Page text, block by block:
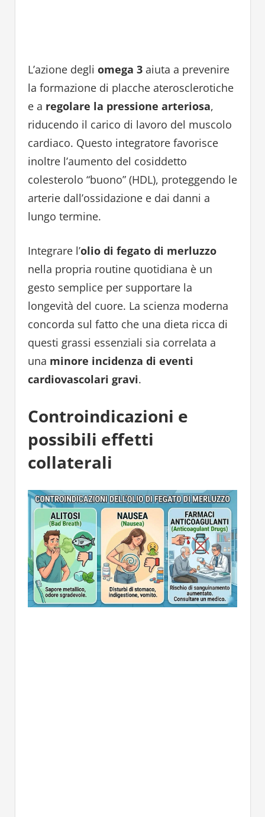
L’azione degli omega 3aiuta a prevenire
la formazione di placche aterosclerotiche
e a regolare la pressione arteriosa,
riducendo il carico di lavoro del muscolo
cardiaco. Questo integratore favorisce
inoltre l’aumento del cosiddetto
colesterolo “buono” (HDL), proteggendo le
arterie dall’ossidazione e dai danni a
lungo termine.
Integrare l’olio di fegato di merluzzo
nella propria routine quotidiana è un
gesto semplice per supportare la
longevità del cuore. La scienza moderna
concorda sul fatto che una dieta ricca di
questi grassi essenziali sia correlata a
una minore incidenza di eventi
cardiovascolari gravi.
Controindicazioni e
possibili effetti
collaterali